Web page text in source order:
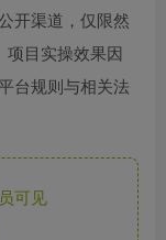
开渠道，仅限然
项目实操效果因
台规则与相关法
可见